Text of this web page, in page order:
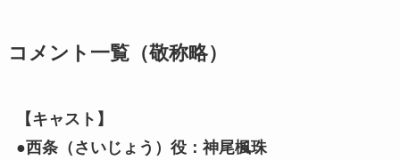
コメント一覧（敬称略）
【キャスト】
●西条（さいじょう）役：神尾楓珠